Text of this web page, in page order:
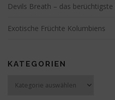
Devils Breath – das
Exotische Früchte Kolumbiens
KATEGORIEN